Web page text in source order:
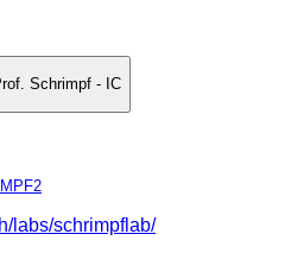
Schrimpf - IC
labs/schrimpflab/